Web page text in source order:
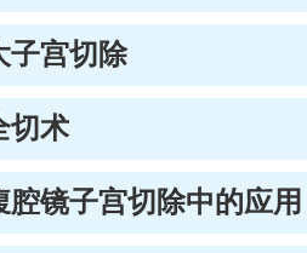
子宫切除
切术
腔镜子宫切除中的应